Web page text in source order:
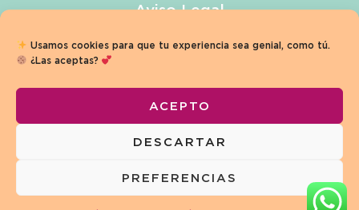
Usamos cookies para que tu experiencia sea genial, como tú.
¿Las aceptas?
ACEPTO
DESCARTAR
PREFERENCIAS
Aviso Legal
Privacidad
Política de Cookies
Términos y Condiciones